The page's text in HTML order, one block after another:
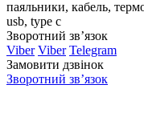
паяльники, кабель,
usb, type c
Зворотний зв’язок
Viber Viber Telegram
Замовити дзвінок
Зворотний зв’язок